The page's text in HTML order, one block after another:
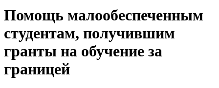
Помощь малообеспеченным
студентам, получившим
гранты на обучение за
границей